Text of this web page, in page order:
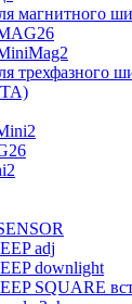
магнитного
трехфазного
adj
downlight
SQUARE